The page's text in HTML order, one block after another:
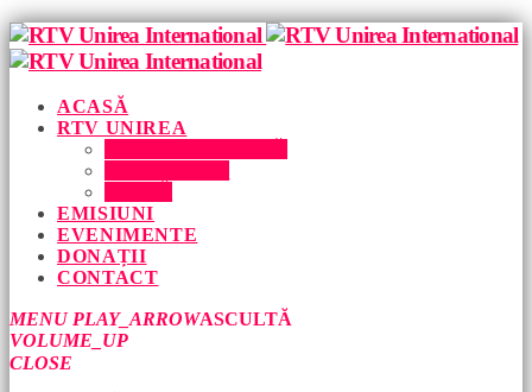
ACASĂ
RTV UNIREA
EMISIUNI
EVENIMENTE
DONAȚII
CONTACT
MENU PLAY_ARROWASCULTĂ
VOLUME_UP
CLOSE